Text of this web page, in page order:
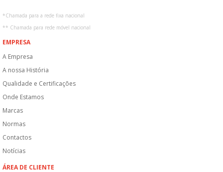
*Chamada para a rede fixa nacional
** Chamada para rede móvel nacional
EMPRESA
A Empresa
A nossa História
Qualidade e Certificações
Onde Estamos
Marcas
Normas
Contactos
Notícias
ÁREA DE CLIENTE